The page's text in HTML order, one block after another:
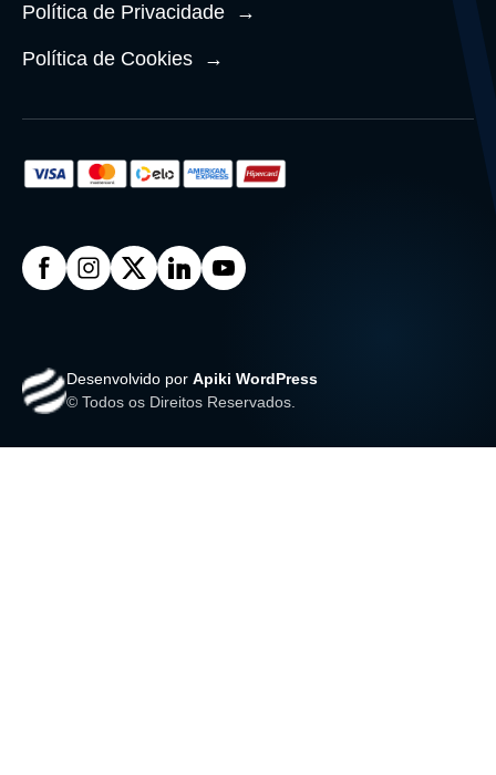
Política de Privacidade →
Política de Cookies →
Desenvolvido por Apiki WordPress
© Todos os Direitos Reservados.